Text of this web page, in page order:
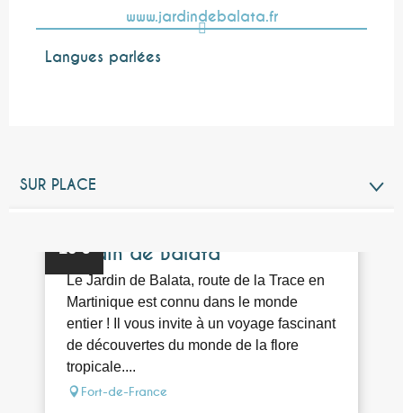
www.jardindebalata.fr
Langues parlées
Langues parlées
SUR PLACE
PROGRAMME
16€
Jardin de Balata
Le Jardin de Balata, route de la Trace en
Martinique est connu dans le monde
entier ! Il vous invite à un voyage fascinant
de découvertes du monde de la flore
tropicale....
Fort-de-France